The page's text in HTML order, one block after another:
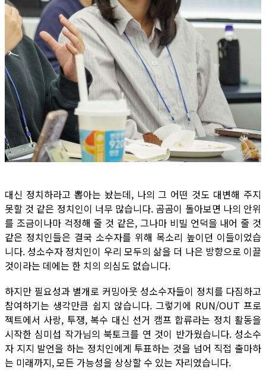
대신 정치하라고 뽑아는 놨는데, 나의 그 어떤 것도 대변해 주지
못할 것 같은 정치인이 너무 많습니다. 곰곰이 돌아보면 나의 안위
를 조금이나마 걱정해 줄 것 같은, 그나마 비빌 언덕을 내어 줄 것
같은 정치인들은 결국 소수자를 위해 목소리 높이던 이들이었습
니다. 성소수자 정치인이 우리 모두의 삶을 더 나은 방향으로 이끌
것이라는 데에는 한 치의 의심도 없습니다.
하지만 필요성과 별개로 커밍아웃 성소수자들이 정치를 다짐하고
참여하기는 생각만큼 쉽지 않습니다. 그렇기에 RUN/OUT 프로
젝트에서 사랑, 투쟁, 복수 대신 선거 캠프 합류라는 정치 활동을
시작한 심미섭 작가님의 북토크를 연 것이 반가웠습니다. 성소수
자 지지 발언을 하는 정치인에게 투표하는 것을 넘어 직접 출마하
는 미래까지, 모든 가능성을 상상할 수 있는 자리였습니다.